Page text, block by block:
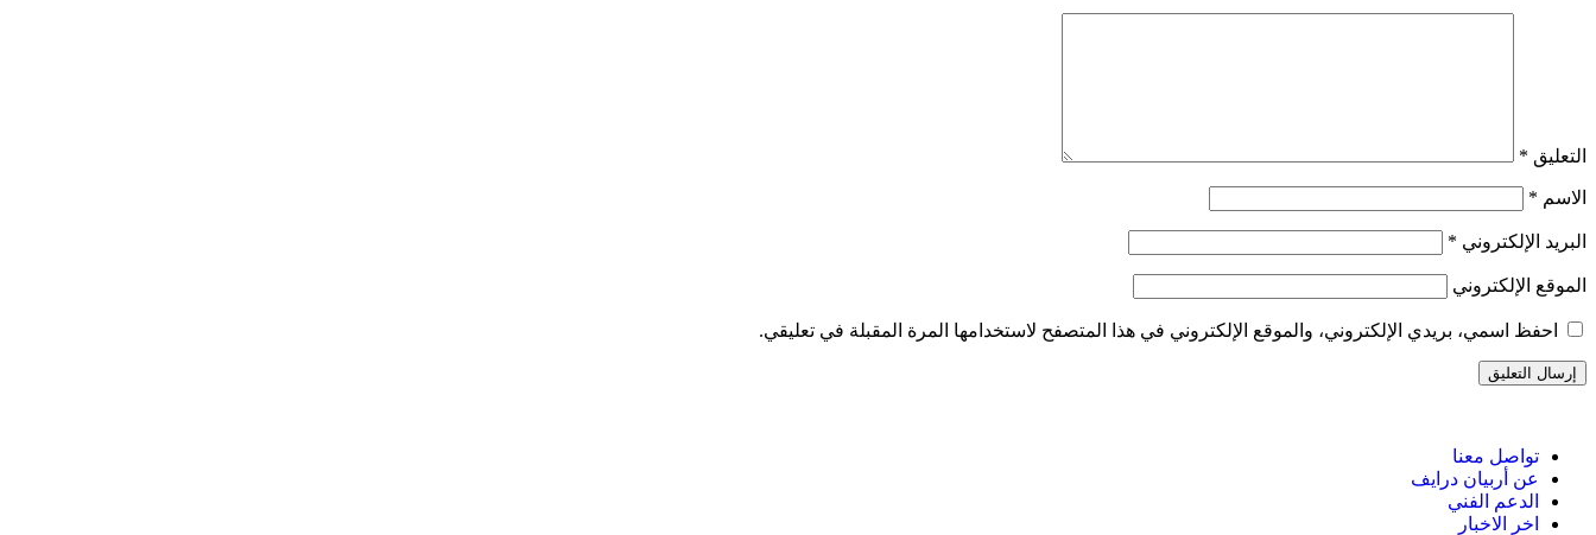
التعليق *
الاسم *
البريد الإلكتروني *
الموقع الإلكتروني
احفظ اسمي، بريدي الإلكتروني، والموقع الإلكتروني في هذا المتصفح لاستخدامها المرة المقبلة في تعليقي.
تواصل معنا
عن أربيان درايف
الدعم الفني
اخر الاخبار